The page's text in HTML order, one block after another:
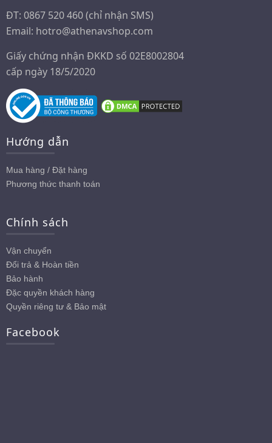
ĐT: 0867 520 460 (chỉ nhận SMS)
Email: hotro@athenavshop.com
Giấy chứng nhận ĐKKD số 02E8002804
cấp ngày 18/5/2020
Hướng dẫn
Mua hàng / Đặt hàng
Phương thức thanh toán
Chính sách
Vận chuyển
Đổi trả & Hoàn tiền
Bảo hành
Đặc quyền khách hàng
Quyền riêng tư & Bảo mật
Facebook